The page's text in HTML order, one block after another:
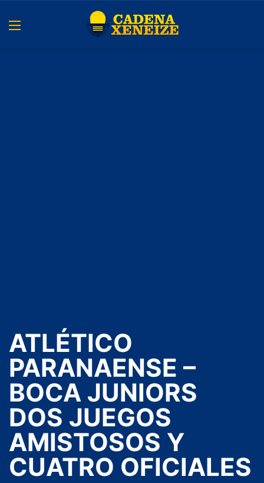
ATLÉTICO
PARANAENSE –
BOCA JUNIORS
DOS JUEGOS
AMISTOSOS Y
CUATRO OFICIALES